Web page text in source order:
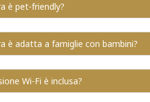
è pet-friendly?
è adatta a famiglie con bambini?
Wi-Fi è inclusa?